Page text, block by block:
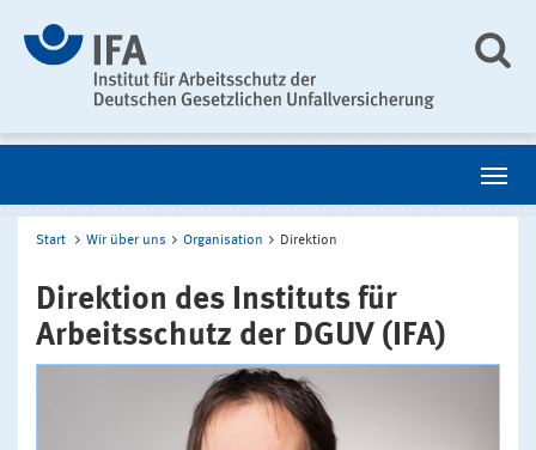
Start Wir über uns Organisation Direktion
Direktion des Instituts für
Arbeitsschutz der DGUV (IFA)